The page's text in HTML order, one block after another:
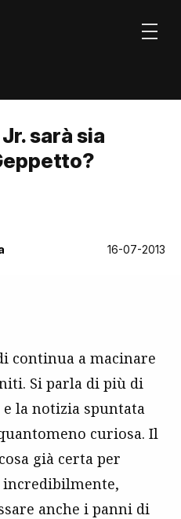
sarà sia
16-07-2013
continua a macinare
Si parla di più di
la notizia spuntata
curiosa. Il
già certa per
incredibilmente,
anche i panni di